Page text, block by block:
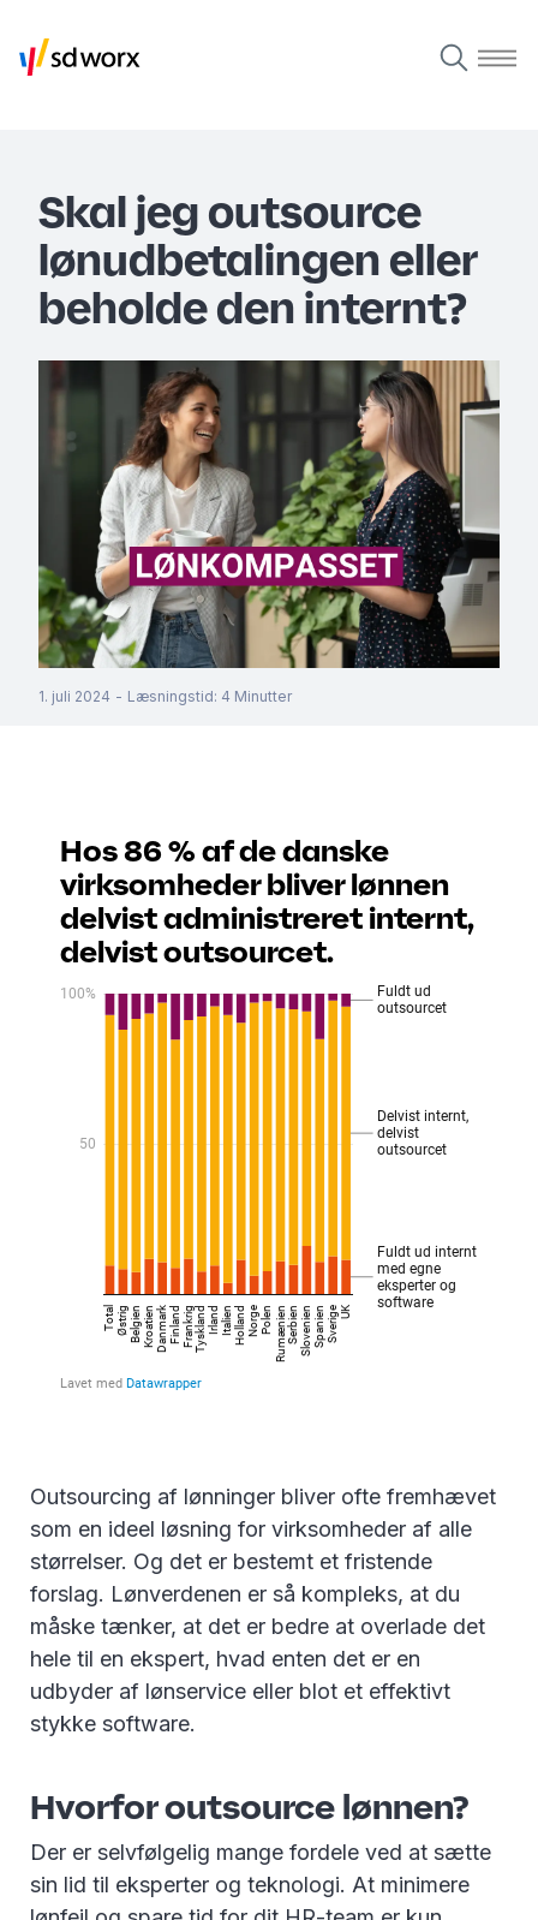
Skal jeg outsource
lønudbetalingen eller
beholde den internt?
1. juli 2024 - Læsningstid: 4 Minutter
Hos 86 % af de danske
virksomheder bliver lønnen
delvist administreret internt,
delvist outsourcet.
Outsourcing af lønninger bliver ofte fremhævet
som en ideel løsning for virksomheder af alle
størrelser. Og det er bestemt et fristende
forslag. Lønverdenen er så kompleks, at du
måske tænker, at det er bedre at overlade det
hele til en ekspert, hvad enten det er en
udbyder af lønservice eller blot et effektivt
stykke software.
Hvorfor outsource lønnen?
Der er selvfølgelig mange fordele ved at sætte
sin lid til eksperter og teknologi. At minimere